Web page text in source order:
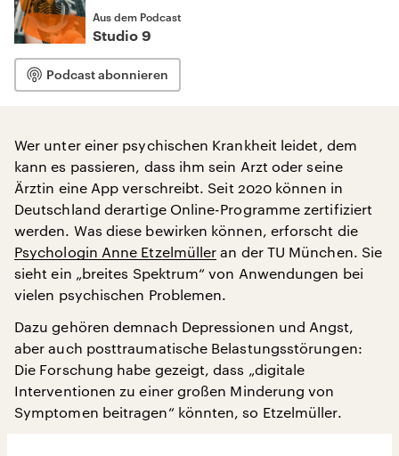
Aus dem Podcast
Studio 9
Podcast abonnieren
Wer unter einer psychischen Krankheit leidet, dem
kann es passieren, dass ihm sein Arzt oder seine
Ärztin eine App verschreibt. Seit 2020 können in
Deutschland derartige Online-Programme zertifiziert
werden. Was diese bewirken können, erforscht die
Psychologin Anne Etzelmüller an der TU München. Sie
sieht ein „breites Spektrum“ von Anwendungen bei
vielen psychischen Problemen.
Dazu gehören demnach Depressionen und Angst,
aber auch posttraumatische Belastungsstörungen:
Die Forschung habe gezeigt, dass „digitale
Interventionen zu einer großen Minderung von
Symptomen beitragen“ könnten, so Etzelmüller.